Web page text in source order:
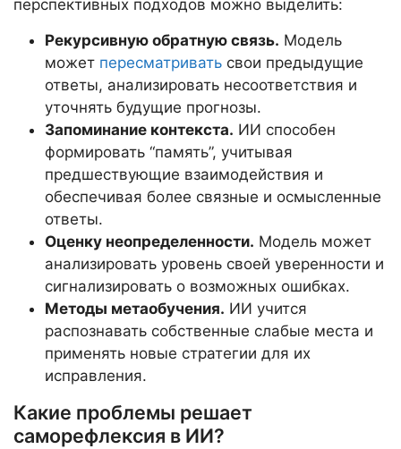
перспективных подходов можно выделить:
Рекурсивную обратную связь. Модель
может пересматривать свои предыдущие
ответы, анализировать несоответствия и
уточнять будущие прогнозы.
Запоминание контекста. ИИ способен
формировать “память”, учитывая
предшествующие взаимодействия и
обеспечивая более связные и осмысленные
ответы.
Оценку неопределенности. Модель может
анализировать уровень своей уверенности и
сигнализировать о возможных ошибках.
Методы метаобучения. ИИ учится
распознавать собственные слабые места и
применять новые стратегии для их
исправления.
Какие проблемы решает
саморефлексия в ИИ?